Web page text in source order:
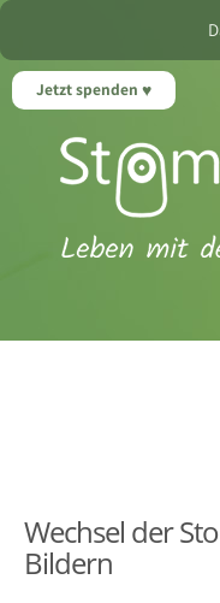
Jetzt spenden
Wechsel der
Bildern